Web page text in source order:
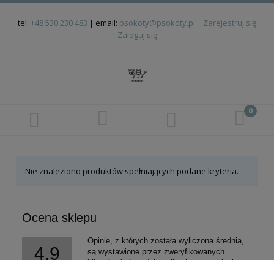
tel: +48 530 230 483 | email: psokoty@psokoty.pl
Zarejestruj się
Zaloguj się
Nie znaleziono produktów spełniających podane kryteria.
Ocena sklepu
4.9
Opinie, z których została wyliczona średnia,
są wystawione przez zweryfikowanych